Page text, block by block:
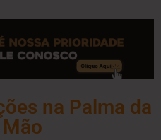
na Palma da